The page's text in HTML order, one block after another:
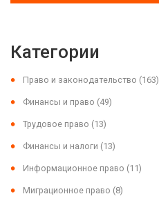
Категории
Право и законодательство (163)
Финансы и право (49)
Трудовое право (13)
Финансы и налоги (13)
Информационное право (11)
Миграционное право (8)